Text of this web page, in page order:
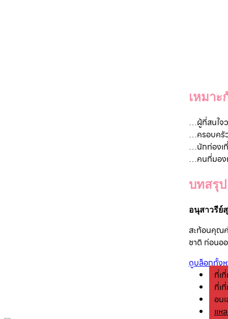
เหมาะ
…ผู้ที่สนใจ
…ครอบครั
…นักท่องเ
…คนที่มอง
บทสรุป
อนุสาวรีย์
สะท้อนคุณค่
ชาติ ก่อนอ
ดูบล็อกทั้ง
ที่เ
ที่เ
อนุุ
แห